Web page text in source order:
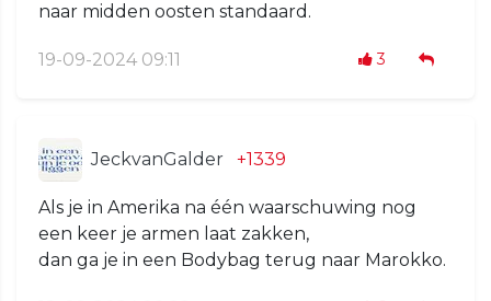
naar midden oosten standaard.
19-09-2024 09:11 3
JeckvanGalder +1339
Als je in Amerika na één waarschuwing nog
een keer je armen laat zakken,
dan ga je in een Bodybag terug naar Marokko.